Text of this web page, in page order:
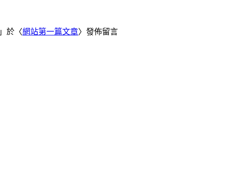
」於〈網站第一篇文章〉發佈留言